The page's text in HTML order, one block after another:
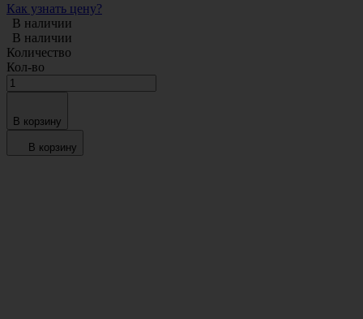
Как узнать цену?
В наличии
В наличии
Количество
Кол-во
В корзину
В корзину